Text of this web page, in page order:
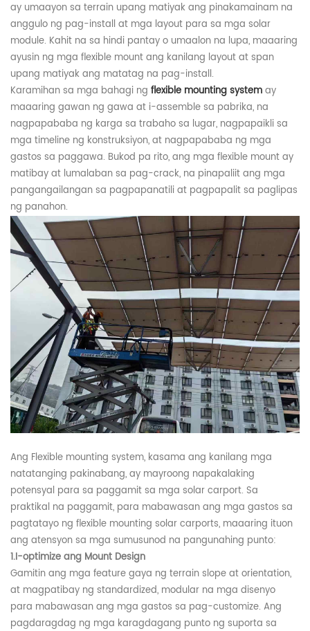
ay umaayon sa terrain upang matiyak ang pinakamainam na
anggulo ng pag-install at mga layout para sa mga solar
module. Kahit na sa hindi pantay o umaalon na lupa, maaaring
ayusin ng mga flexible mount ang kanilang layout at span
upang matiyak ang matatag na pag-install.
Karamihan sa mga bahagi ng flexible mounting systemay
maaaring gawan ng gawa at i-assemble sa pabrika, na
nagpapababa ng karga sa trabaho sa lugar, nagpapaikli sa
mga timeline ng konstruksiyon, at nagpapababa ng mga
gastos sa paggawa. Bukod pa rito, ang mga flexible mount ay
matibay at lumalaban sa pag-crack, na pinapaliit ang mga
pangangailangan sa pagpapanatili at pagpapalit sa paglipas
ng panahon.
Ang Flexible mounting system, kasama ang kanilang mga
natatanging pakinabang, ay mayroong napakalaking
potensyal para sa paggamit sa mga solar carport. Sa
praktikal na paggamit, para mabawasan ang mga gastos sa
pagtatayo ng flexible mounting solar carports, maaaring ituon
ang atensyon sa mga sumusunod na pangunahing punto:
1.I-optimize ang Mount Design
Gamitin ang mga feature gaya ng terrain slope at orientation,
at magpatibay ng standardized, modular na mga disenyo
para mabawasan ang mga gastos sa pag-customize. Ang
pagdaragdag ng mga karagdagang punto ng suporta sa